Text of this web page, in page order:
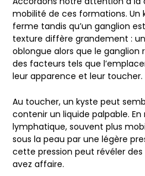
mobilité de ces formations. Un
ferme tandis qu’un ganglion
texture diffère grandement :
oblongue alors que le ganglion
des facteurs tels que
leur apparence et leur toucher.
Au toucher, un kyste peut
contenir un liquide palpable.
lymphatique, souvent plus
sous la peau par une légère
cette pression peut révéler
avez affaire.